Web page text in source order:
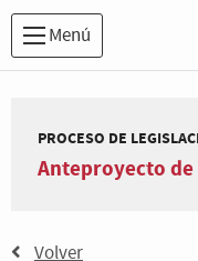
Menú
PROCESO DE
Anteproyecto de
Volver